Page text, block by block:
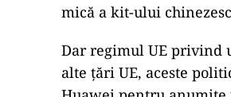
mică a kit-ului
Dar regimul UE privind
alte țări UE, aceste